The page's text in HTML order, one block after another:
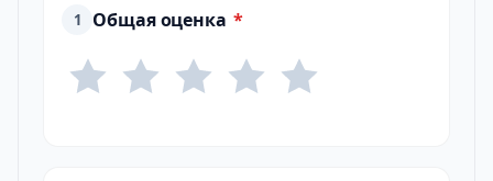
1 Общая оценка *